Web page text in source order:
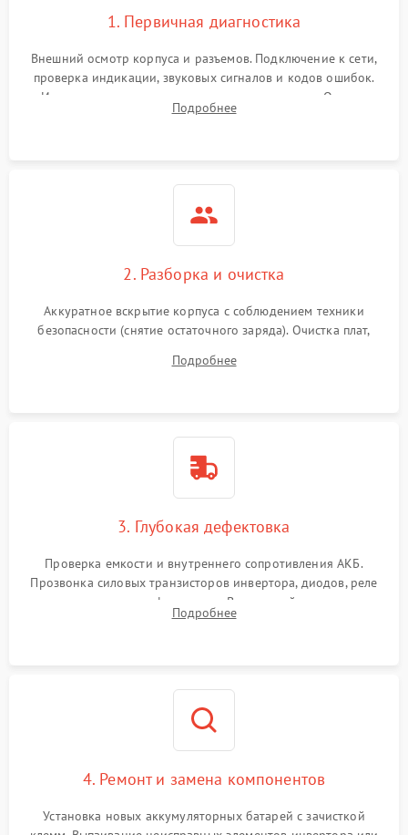
1. Первичная диагностика
Внешний осмотр корпуса и разъемов. Подключение к сети,
проверка индикации, звуковых сигналов и кодов ошибок.
Измерение входного и выходного напряжения. Оценка
реакции ИБП на отключение основного питания без
Подробнее
2. Разборка и очистка
Аккуратное вскрытие корпуса с соблюдением техники
безопасности (снятие остаточного заряда). Очистка плат,
и кистей для предотвращения перегрева и замыканий.
Подробнее
3. Глубокая дефектовка
Проверка емкости и внутреннего сопротивления АКБ.
Прозвонка силовых транзисторов инвертора, диодов, реле
переключения и трансформатора. Визуальный поиск вздутых
конденсаторов и прогаров на печатной плате.
Подробнее
4. Ремонт и замена компонентов
Установка новых аккумуляторных батарей с зачисткой